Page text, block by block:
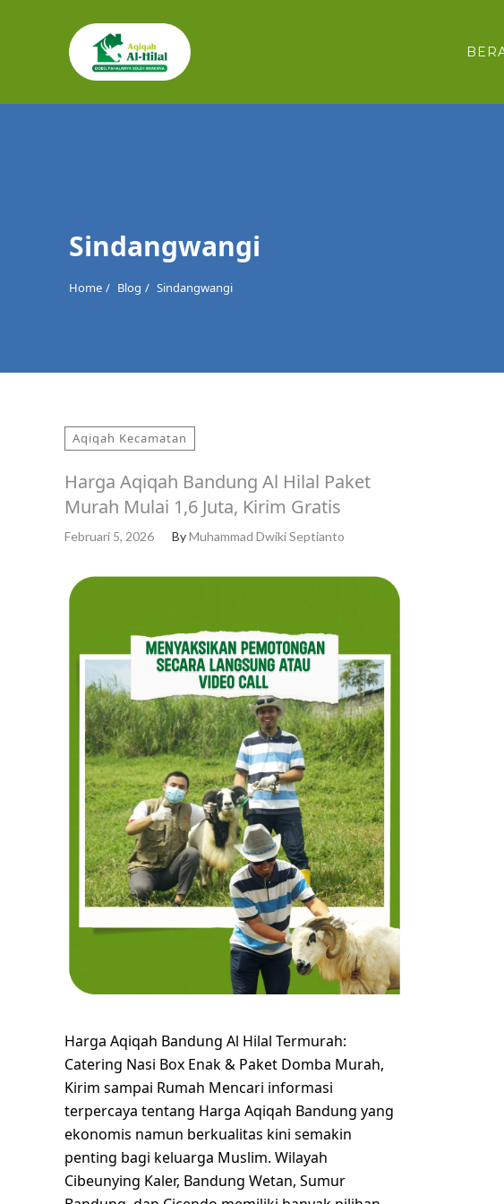
Cari
Sindangwangi
Home Blog Sindangwangi
Aqiqah Kecamatan
Harga Aqiqah Bandung Al Hilal Paket
Murah Mulai 1,6 Juta, Kirim Gratis
Februari 5, 2026 ByMuhammad Dwiki Septianto
Harga Aqiqah Bandung Al Hilal Termurah:
Catering Nasi Box Enak & Paket Domba Murah,
Kirim sampai Rumah Mencari informasi
terpercaya tentang Harga Aqiqah Bandung yang
ekonomis namun berkualitas kini semakin
penting bagi keluarga Muslim. Wilayah
Cibeunying Kaler, Bandung Wetan, Sumur